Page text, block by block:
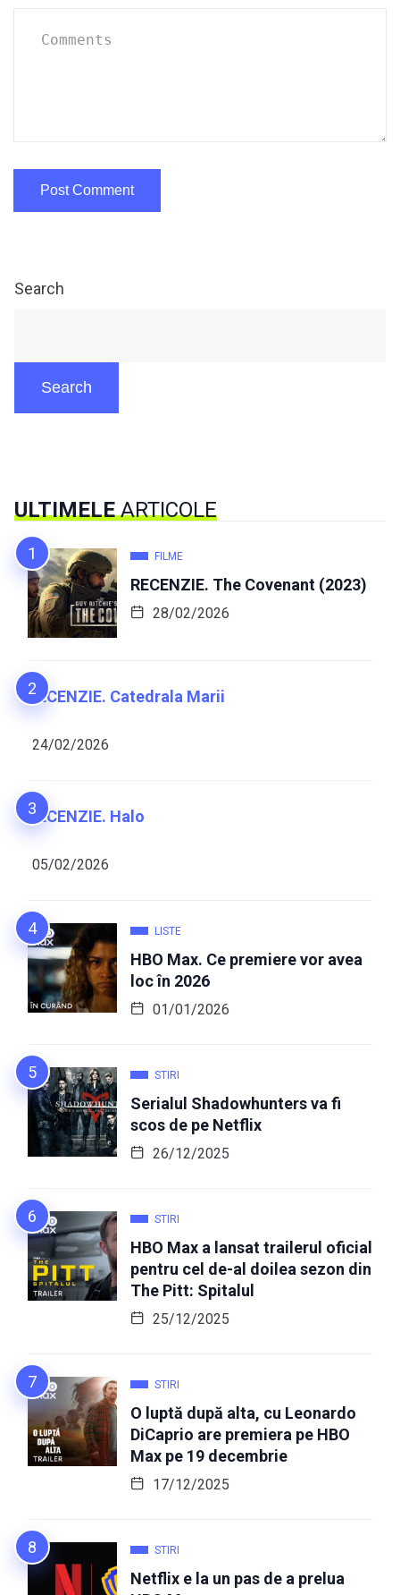
Search
Search
ULTIMELEARTICOLE
FILME
RECENZIE. The Covenant (2023)
28/02/2026
RECENZIE. Catedrala Marii
24/02/2026
RECENZIE. Halo
05/02/2026
LISTE
HBO Max. Ce premiere vor avea
loc în 2026
01/01/2026
STIRI
Serialul Shadowhunters va fi
scos de pe Netflix
26/12/2025
STIRI
HBO Max a lansat trailerul oficial
pentru cel de-al doilea sezon din
The Pitt: Spitalul
25/12/2025
STIRI
O luptă după alta, cu Leonardo
DiCaprio are premiera pe HBO
Max pe 19 decembrie
17/12/2025
STIRI
Netflix e la un pas de a prelua